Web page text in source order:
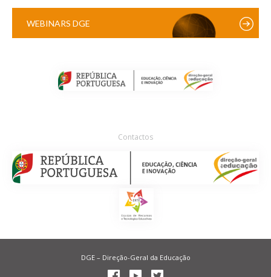
WEBINARS DGE
Contactos
DGE – Direção-Geral da Educação